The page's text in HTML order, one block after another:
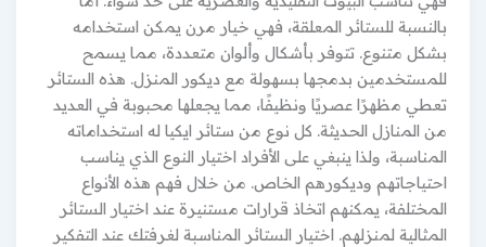
بالنسبة للستائر المعلقة، فهي خيار مرن يمكن استخدامه
بشكل متنوع. تتوفر بأشكال وألوان متعددة، مما يسمح
للمستخدمين بدمجها بسهولة مع ديكور المنزل. هذه الستائر
تعطي مظهرًا عصريًا ونظيفًا، مما يجعلها محبوبة في العديد
من المنازل الحديثة. كل نوع من ستائر ايكيا له استخداماته
المناسبة، ولذا ينبغي على الأفراد اختيار النوع الذي يناسب
احتياجاتهم وديكورهم الخاص. من خلال فهم هذه الأنواع
المختلفة، يمكنهم اتخاذ قرارات مستنيرة عند اختيار الستائر
المثالية لمنزلهم. اختيار الستائر المناسبة لغرفتك عند التفكير